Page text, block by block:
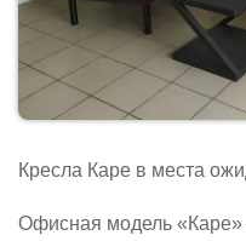
Кресла Каре в места
Офисная модель